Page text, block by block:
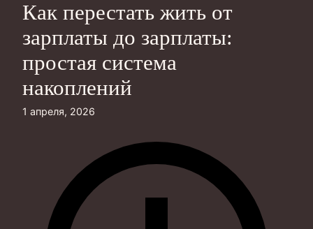
Как перестать жить от
зарплаты до зарплаты:
простая система
накоплений
1 апреля, 2026